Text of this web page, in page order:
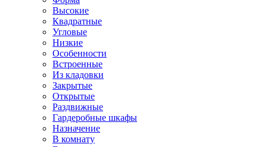
Высокие
Квадратные
Угловые
Низкие
Особенности
Встроенные
Из кладовки
Закрытые
Открытые
Раздвижные
Гардеробные шкафы
Назначение
В комнату